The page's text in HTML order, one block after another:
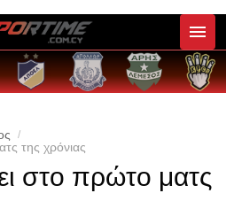
της χρόνιας
στο πρώτο ματς